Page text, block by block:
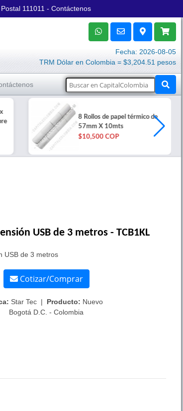
111011 - Contáctenos
Fecha: 2026-08-05
TRM Dólar en Colombia = $3,204.51 pesos
8 Rollos de papel térmico de
57mm X 10mts
$10,500 COP
USB de 3 metros - TCB1KL
USB de 3 metros
Cotizar/Comprar
Star Tec | Producto: Nuevo
Bogotá D.C. - Colombia